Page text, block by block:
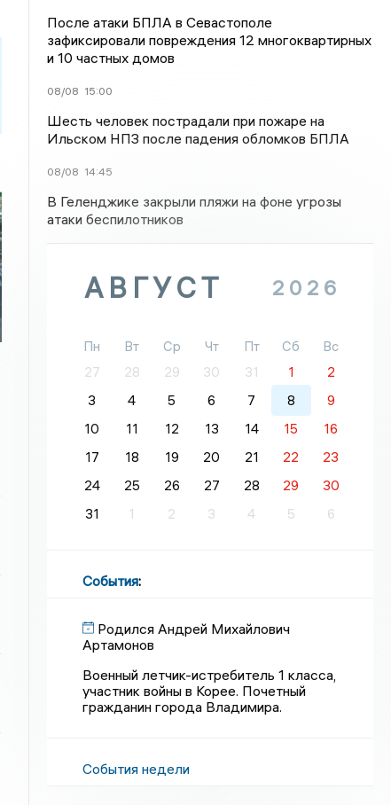
После атаки БПЛА в Севастополе
зафиксировали повреждения 12 многоквартирных
и 10 частных домов
08/08 15:00
Шесть человек пострадали при пожаре на
Ильском НПЗ после падения обломков БПЛА
08/08 14:45
В Геленджике закрыли пляжи на фоне угрозы
атаки беспилотников
АВГУСТ 2026
Пн Вт Ср Чт Пт Сб
Вс
27
28 29 30 31 1
2
3
4 5 6 7 8
9
10
11 12 13 14 15
16
17
18 19 20 21 22
23
24
25 26 27 28 29
30
31
1 2 3 4 5 6
События:
Родился Андрей Михайлович
Артамонов
Военный летчик-истребитель 1 класса,
участник войны в Корее. Почетный
гражданин города Владимира.
События недели